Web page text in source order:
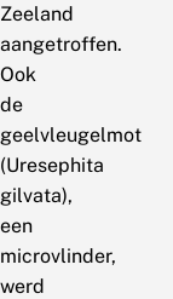
Zeeland
aangetroffen.
Ook
de
geelvleugelmot
(Uresephita
gilvata),
een
microvlinder,
werd